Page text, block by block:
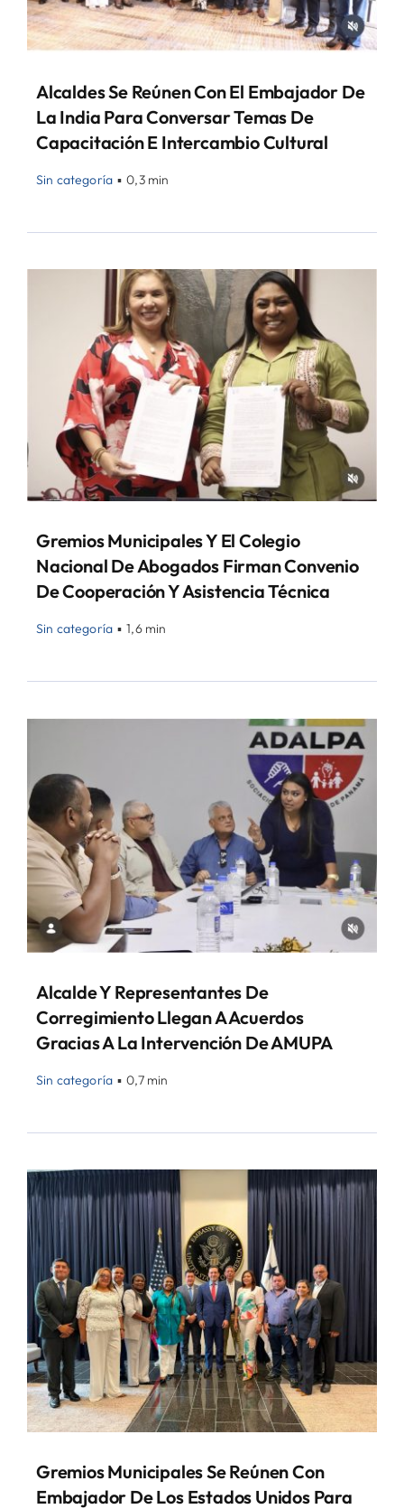
Alcaldes Se Reúnen Con El Embajador De
La India Para Conversar Temas De
Capacitación E Intercambio Cultural
Sin categoría ▪ 0,3 min
Gremios Municipales Y El Colegio
Nacional De Abogados Firman Convenio
De Cooperación Y Asistencia Técnica
Sin categoría ▪ 1,6 min
Alcalde Y Representantes De
Corregimiento Llegan A Acuerdos
Gracias A La Intervención De AMUPA
Sin categoría ▪ 0,7 min
Gremios Municipales Se Reúnen Con
Embajador De Los Estados Unidos Para